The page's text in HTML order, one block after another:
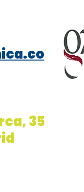
35